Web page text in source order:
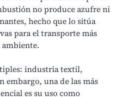
no produce azufre ni
hecho que lo sitúa
para el transporte más
ambiente.
industria textil,
embargo, una de las más
es su uso como